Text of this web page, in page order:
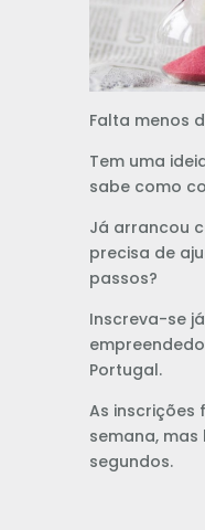
Falta menos
Tem uma
sabe como
Já arrancou
precisa de
passos?
Inscreva-se
Portugal.
As inscrições
semana, mas
segundos.